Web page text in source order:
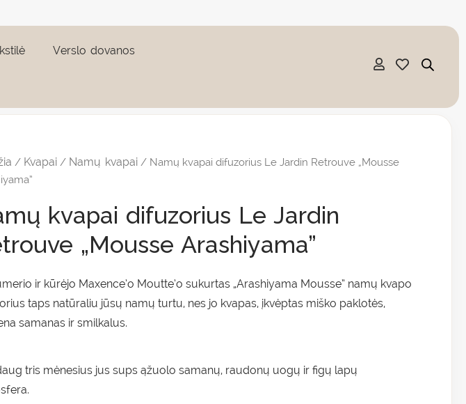
Verslo dovanos
/ Kvapai / Namų kvapai / Namų kvapai difuzorius Le Jardin Retrouve „Mousse
kvapai difuzorius Le Jardin
„Mousse Arashiyama”
ir kūrėjo Maxence’o Moutte’o sukurtas „Arashiyama Mousse” namų kvapo
taps natūraliu jūsų namų turtu, nes jo kvapas, įkvėptas miško paklotės,
samanas ir smilkalus.
tris mėnesius jus sups ąžuolo samanų, raudonų uogų ir figų lapų